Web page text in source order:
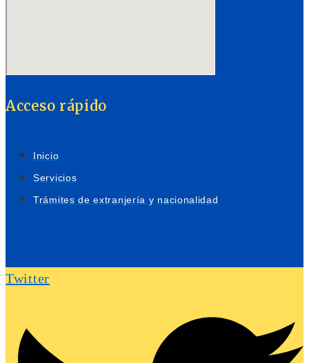
Acceso rápido
Inicio
Servicios
Trámites de extranjería y nacionalidad
Twitter